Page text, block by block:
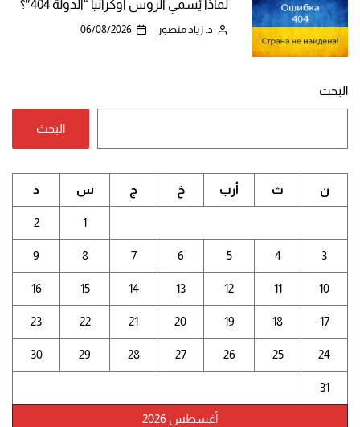
لماذا يُسمي الروس أوكرانيا “الدولة 404″؟
د. زياد منصور 06/08/2026
البحث
البحث
أغسطس 2026
ن ث أرب خ ج س د
1
2
3
4
5
6
7
8
9
10
11
12
13
14
15
16
17
18
19
20
21
22
23
24
25
26
27
28
29
30
31